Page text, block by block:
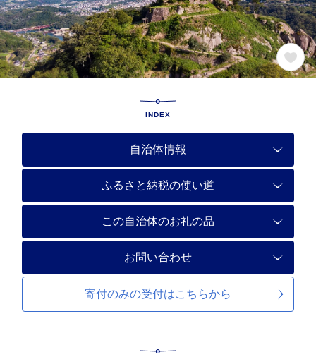
INDEX
自治体情報
ふるさと納税の使い道
この自治体のお礼の品
お問い合わせ
寄付のみの受付はこちらから